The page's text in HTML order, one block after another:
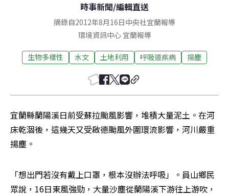
時事新聞/編輯直送
摘錄自2012年8月16日中央社宜蘭報導
環境資訊中心 宜蘭報導
生物多樣性 水文 土地利用 呼吸道疾病 揚塵
宜蘭縣蘭陽溪日前受蘇拉颱風影響，堆積大量泥土。在河
床乾涸後，這幾天又受啟德颱風外圍環流影響，河川嚴重
揚塵。
「想出門若沒有戴上口罩，根本沒辦法呼吸」。員山鄉民
眾說，16日東風強勁，大量沙塵從蘭陽溪下游往上游吹，